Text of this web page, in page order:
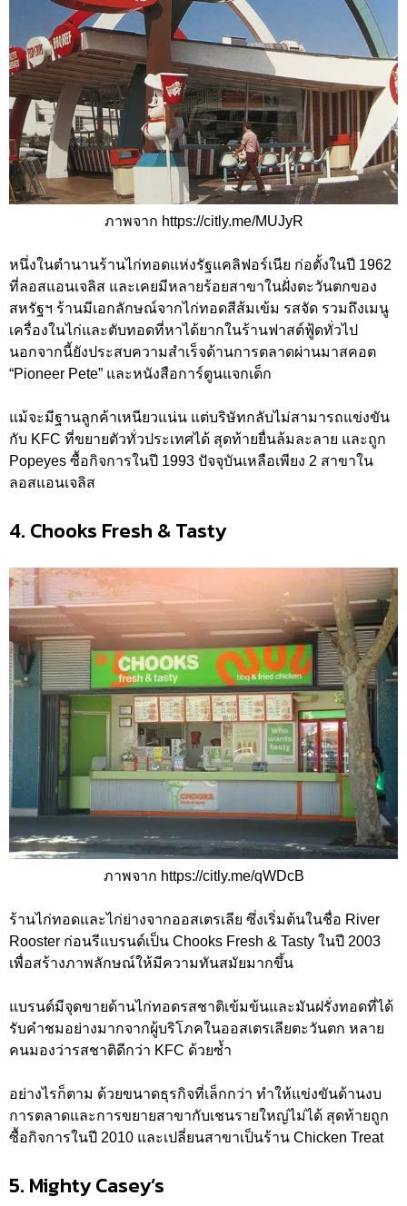
ภาพจาก https://citly.me/MUJyR
หนึ่งในตำนานร้านไก่ทอดแห่งรัฐแคลิฟอร์เนีย ก่อตั้งในปี 1962
ที่ลอสแอนเจลิส และเคยมีหลายร้อยสาขาในฝั่งตะวันตกของ
สหรัฐฯ ร้านมีเอกลักษณ์จากไก่ทอดสีส้มเข้ม รสจัด รวมถึงเมนู
เครื่องในไก่และตับทอดที่หาได้ยากในร้านฟาสต์ฟู้ดทั่วไป
นอกจากนี้ยังประสบความสำเร็จด้านการตลาดผ่านมาสคอต
“Pioneer Pete” และหนังสือการ์ตูนแจกเด็ก
แม้จะมีฐานลูกค้าเหนียวแน่น แต่บริษัทกลับไม่สามารถแข่งขัน
กับ KFC ที่ขยายตัวทั่วประเทศได้ สุดท้ายยื่นล้มละลาย และถูก
Popeyes ซื้อกิจการในปี 1993 ปัจจุบันเหลือเพียง 2 สาขาใน
ลอสแอนเจลิส
4. Chooks Fresh & Tasty
ภาพจาก https://citly.me/qWDcB
ร้านไก่ทอดและไก่ย่างจากออสเตรเลีย ซึ่งเริ่มต้นในชื่อ River
Rooster ก่อนรีแบรนด์เป็น Chooks Fresh & Tasty ในปี 2003
เพื่อสร้างภาพลักษณ์ให้มีความทันสมัยมากขึ้น
แบรนด์มีจุดขายด้านไก่ทอดรสชาติเข้มข้นและมันฝรั่งทอดที่ได้
รับคำชมอย่างมากจากผู้บริโภคในออสเตรเลียตะวันตก หลาย
คนมองว่ารสชาติดีกว่า KFC ด้วยซ้ำ
อย่างไรก็ตาม ด้วยขนาดธุรกิจที่เล็กกว่า ทำให้แข่งขันด้านงบ
การตลาดและการขยายสาขากับเชนรายใหญ่ไม่ได้ สุดท้ายถูก
ซื้อกิจการในปี 2010 และเปลี่ยนสาขาเป็นร้าน Chicken Treat
5. Mighty Casey’s